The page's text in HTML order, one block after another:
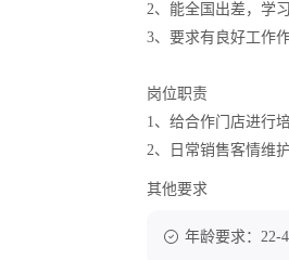
2、能全国出差，学
3、要求有良好工作
岗位职责
1、给合作门店进行培
2、日常销售客情维
其他要求
年龄要求：22-